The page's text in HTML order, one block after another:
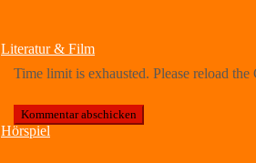
Literatur & Film
Hörspiel
Time limit is exhausted. Please reload